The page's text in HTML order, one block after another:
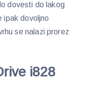
dovesti do lakog
ipak dovoljno
se nalazi prorez
i828